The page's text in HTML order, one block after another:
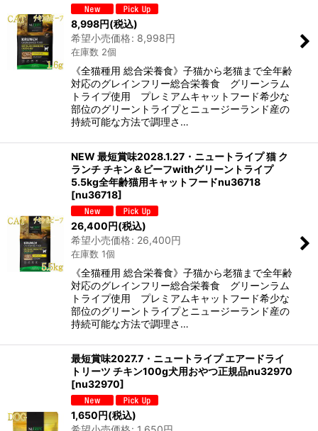
8,998円(税込)
希望小売価格: 8,998円
在庫数 2個
《全猫種用 総合栄養食》子猫から老猫まで全年齢
対応のグレインフリー総合栄養食 グリーンラム
トライプ使用 プレミアムキャットフード希少な
部位のグリーントライプとニュージーランド産の
持続可能な方法で調理さ…
NEW 最短賞味2028.1.27・ニュートライプ 猫 ク
ランチ チキン＆ビーフwithグリーントライプ
5.5kg全年齢猫用キャットフードnu36718
[nu36718]
26,400円(税込)
希望小売価格: 26,400円
在庫数 1個
《全猫種用 総合栄養食》子猫から老猫まで全年齢
対応のグレインフリー総合栄養食 グリーンラム
トライプ使用 プレミアムキャットフード希少な
部位のグリーントライプとニュージーランド産の
持続可能な方法で調理さ…
最短賞味2027.7・ニュートライプ エアードライ
トリーツ チキン100g犬用おやつ正規品nu32970
[nu32970]
1,650円(税込)